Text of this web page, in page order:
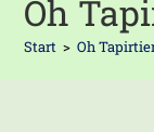
Oh
Start > Oh